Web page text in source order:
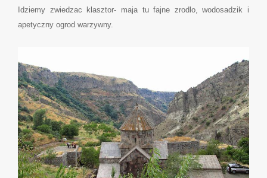
Idziemy zwiedzac klasztor- maja tu fajne zrodlo, wodosadzik i
apetyczny ogrod warzywny.